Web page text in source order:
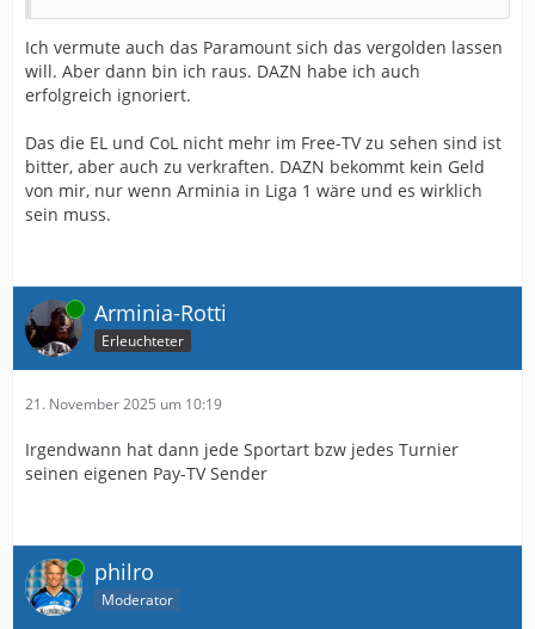
Ich vermute auch das Paramount sich das vergolden lassen
will. Aber dann bin ich raus. DAZN habe ich auch
erfolgreich ignoriert.
Das die EL und CoL nicht mehr im Free-TV zu sehen sind ist
bitter, aber auch zu verkraften. DAZN bekommt kein Geld
von mir, nur wenn Arminia in Liga 1 wäre und es wirklich
sein muss.
Online Arminia-Rotti
Erleuchteter
21. November 2025 um 10:19
Irgendwann hat dann jede Sportart bzw jedes Turnier
seinen eigenen Pay-TV Sender
Online philro
Moderator